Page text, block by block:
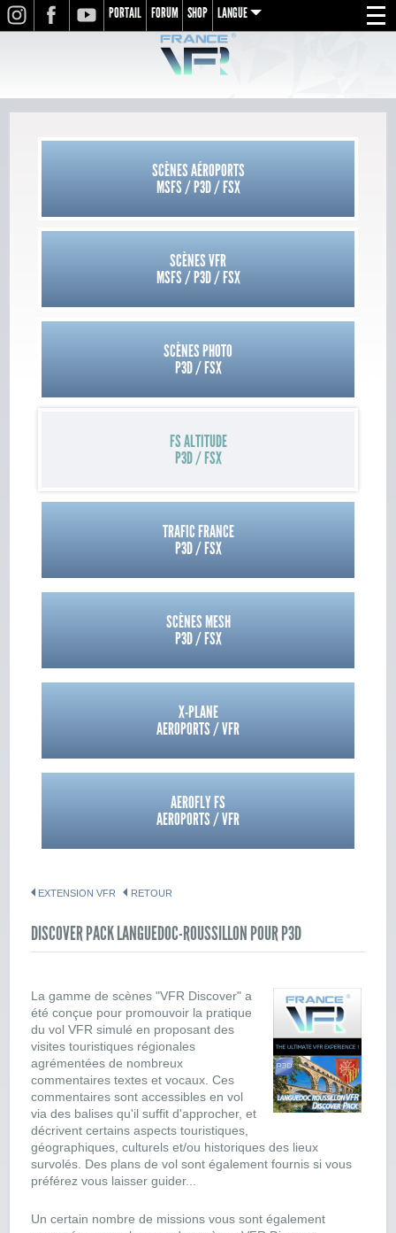
Menu
INSTAGRAMFACEBOOKYOUTUBE
PORTAIL FORUM SHOP LANGUE
de
SCÈNES AÉROPORTS
MSFS / P3D / FSX
SCÈNES VFR
MSFS / P3D / FSX
SCÈNES PHOTO
P3D / FSX
FS ALTITUDE
P3D / FSX
TRAFIC FRANCE
P3D / FSX
SCÈNES MESH
P3D / FSX
X-PLANE
AEROPORTS / VFR
AEROFLY FS
AEROPORTS / VFR
EXTENSION VFR RETOUR
DISCOVER PACK LANGUEDOC-ROUSSILLON POUR P3D
La gamme de scènes "VFR Discover" a
été conçue pour promouvoir la pratique
du vol VFR simulé en proposant des
visites touristiques régionales
agrémentées de nombreux
commentaires textes et vocaux. Ces
commentaires sont accessibles en vol
via des balises qu'il suffit d'approcher, et
décrivent certains aspects touristiques,
géographiques, culturels et/ou historiques des lieux
survolés. Des plans de vol sont également fournis si vous
préférez vous laisser guider...
Un certain nombre de missions vous sont également